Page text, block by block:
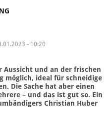
- 10:20
Aussicht und an der frischen
möglich, ideal für schneidige
Die Sache hat aber einen
– und das ist gut so. Ein
Christian Huber